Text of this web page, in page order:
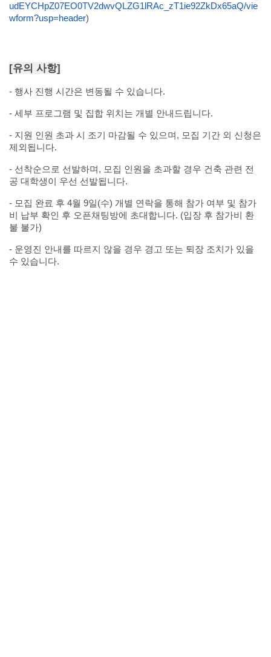
udEYCHpZ07EO0TV2dwvQLZG1lRAc_zT1ie92ZkDx65aQ/vie
wform?usp=header)
[유의 사항]
- 행사 진행 시간은 변동될 수 있습니다.
- 세부 프로그램 및 집합 위치는 개별 안내드립니다.
- 지원 인원 초과 시 조기 마감될 수 있으며 , 모집 기간 외 신청은
제외됩니다.
- 선착순으로 선발하며 , 모집 인원을 초과할 경우 건축 관련 전
공 대학생이 우선 선발됩니다.
- 모집 완료 후 4월 9일(수) 개별 연락을 통해 참가 여부 및 참가
비 납부 확인 후 오픈채팅방에 초대합니다. (입장 후 참가비 환
불 불가)
- 운영진 안내를 따르지 않을 경우 경고 또는 퇴장 조치가 있을
수 있습니다.